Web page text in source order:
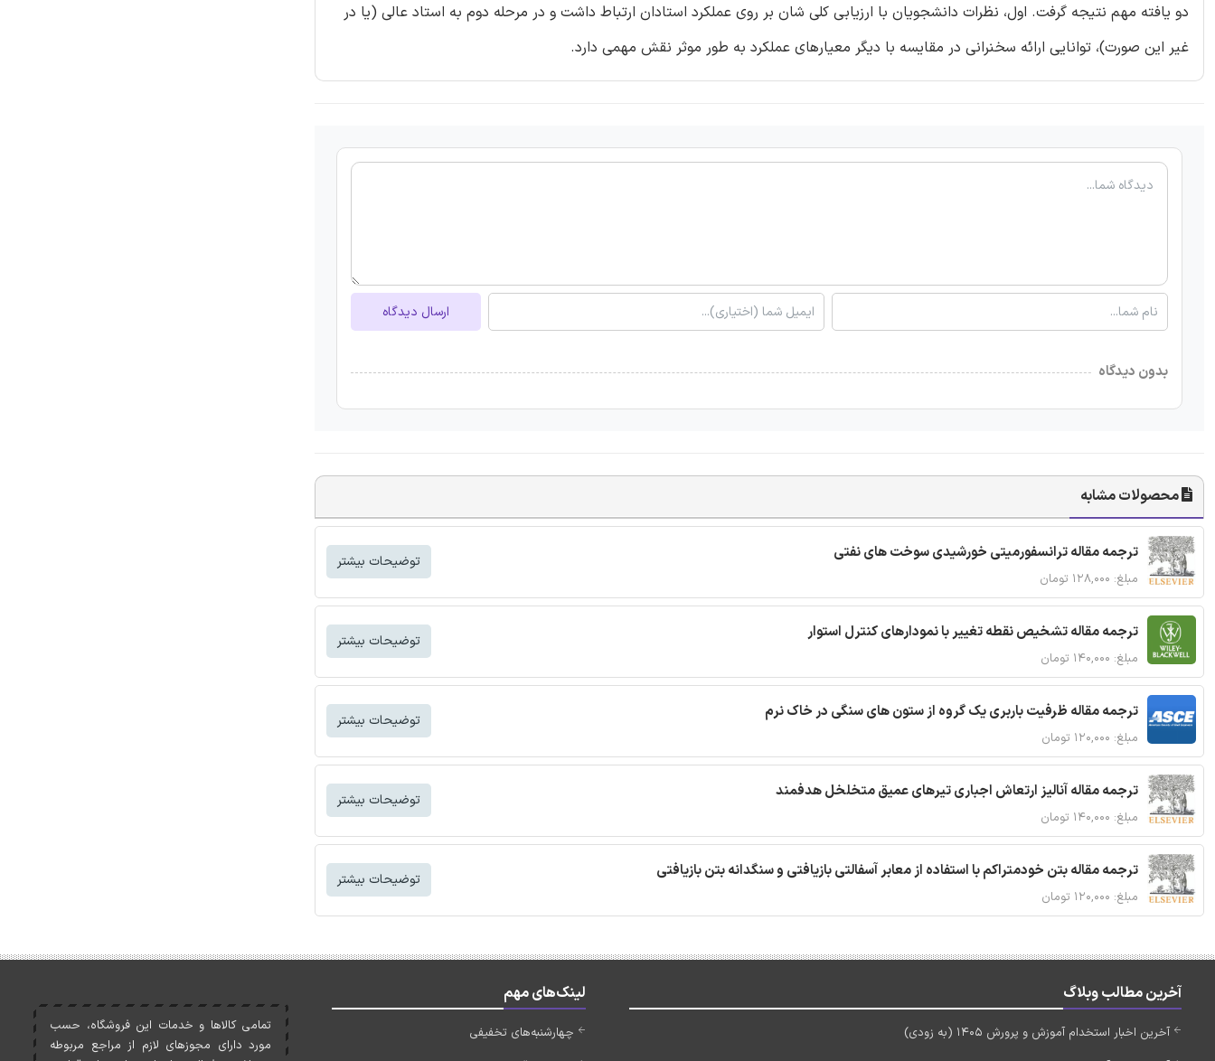
دو یافته مهم نتیجه گرفت. اول، نظرات دانشجویان با ارزیابی کلی شان بر روی عملکرد استادان ارتباط داشت و در مرحله دوم به استاد عالی (یا در
غیر این صورت)، توانایی ارائه سخنرانی در مقایسه با دیگر معیارهای عملکرد به طور موثر نقش مهمی دارد.
ارسال دیدگاه
بدون دیدگاه
محصولات مشابه
ترجمه مقاله ترانسفورمیتی خورشیدی سوخت های نفتی
مبلغ: ۱۲۸,۰۰۰ تومان
توضیحات بیشتر
ترجمه مقاله تشخیص نقطه تغییر با نمودارهای کنترل استوار
مبلغ: ۱۴۰,۰۰۰ تومان
توضیحات بیشتر
ترجمه مقاله ظرفیت باربری یک گروه از ستون های سنگی در خاک نرم
مبلغ: ۱۲۰,۰۰۰ تومان
توضیحات بیشتر
ترجمه مقاله آنالیز ارتعاش اجباری تیرهای عمیق متخلخل هدفمند
مبلغ: ۱۴۰,۰۰۰ تومان
توضیحات بیشتر
ترجمه مقاله بتن خودمتراکم با استفاده از معابر آسفالتی بازیافتی و سنگدانه بتن بازیافتی
مبلغ: ۱۲۰,۰۰۰ تومان
توضیحات بیشتر
آخرین مطالب وبلاگ
آخرین اخبار استخدام آموزش و پرورش 1405 (به زودی)
لینک‌های مهم
چهارشنبه‌های تخفیفی
تمامی کالاها و خدمات اين فروشگاه، حسب
مورد دارای مجوزهای لازم از مراجع مربوطه